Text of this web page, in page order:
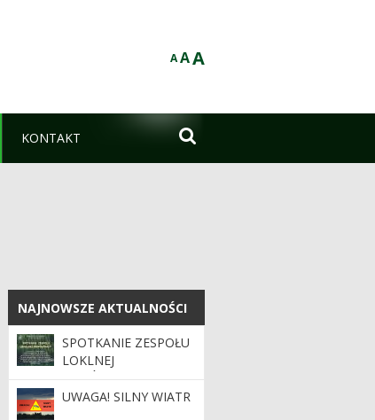
AAA
KONTAKT 
NAJNOWSZE AKTUALNOŚCI
NAJNOWSZE AKTUALNOŚCI
SPOTKANIE ZESPOŁU
LOKLNEJ
WSPÓŁPRACY -
24.06.2026 R. GODZ
UWAGA! SILNY WIATR